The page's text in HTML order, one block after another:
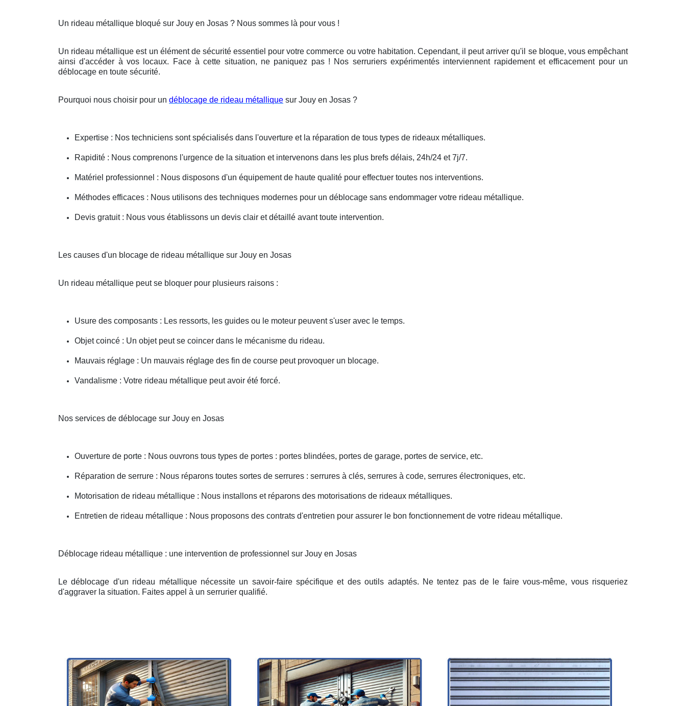
Un rideau métallique bloqué sur Jouy en Josas ? Nous sommes là pour vous !
Un rideau métallique est un élément de sécurité essentiel pour votre commerce ou votre habitation. Cependant, il peut arriver qu'il se bloque, vous empêchant
ainsi d'accéder à vos locaux. Face à cette situation, ne paniquez pas ! Nos serruriers expérimentés interviennent rapidement et efficacement pour un
déblocage en toute sécurité.
Pourquoi nous choisir pour un déblocage de rideau métallique sur Jouy en Josas ?
Expertise : Nos techniciens sont spécialisés dans l'ouverture et la réparation de tous types de rideaux métalliques.
Rapidité : Nous comprenons l'urgence de la situation et intervenons dans les plus brefs délais, 24h/24 et 7j/7.
Matériel professionnel : Nous disposons d'un équipement de haute qualité pour effectuer toutes nos interventions.
Méthodes efficaces : Nous utilisons des techniques modernes pour un déblocage sans endommager votre rideau métallique.
Devis gratuit : Nous vous établissons un devis clair et détaillé avant toute intervention.
Les causes d'un blocage de rideau métallique sur Jouy en Josas
Un rideau métallique peut se bloquer pour plusieurs raisons :
Usure des composants : Les ressorts, les guides ou le moteur peuvent s'user avec le temps.
Objet coincé : Un objet peut se coincer dans le mécanisme du rideau.
Mauvais réglage : Un mauvais réglage des fin de course peut provoquer un blocage.
Vandalisme : Votre rideau métallique peut avoir été forcé.
Nos services de déblocage sur Jouy en Josas
Ouverture de porte : Nous ouvrons tous types de portes : portes blindées, portes de garage, portes de service, etc.
Réparation de serrure : Nous réparons toutes sortes de serrures : serrures à clés, serrures à code, serrures électroniques, etc.
Motorisation de rideau métallique : Nous installons et réparons des motorisations de rideaux métalliques.
Entretien de rideau métallique : Nous proposons des contrats d'entretien pour assurer le bon fonctionnement de votre rideau métallique.
Déblocage rideau métallique : une intervention de professionnel sur Jouy en Josas
Le déblocage d'un rideau métallique nécessite un savoir-faire spécifique et des outils adaptés. Ne tentez pas de le faire vous-même, vous risqueriez
d'aggraver la situation. Faites appel à un serrurier qualifié.